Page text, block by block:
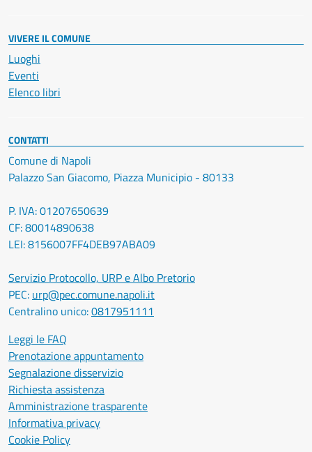
VIVERE IL COMUNE
Luoghi
Eventi
Elenco libri
CONTATTI
Comune di Napoli
Palazzo San Giacomo, Piazza Municipio - 80133
P. IVA: 01207650639
CF: 80014890638
LEI: 8156007FF4DEB97ABA09
Servizio Protocollo, URP e Albo Pretorio
PEC: urp@pec.comune.napoli.it
Centralino unico:0817951111
Leggi le FAQ
Prenotazione appuntamento
Segnalazione disservizio
Richiesta assistenza
Amministrazione trasparente
Informativa privacy
Cookie Policy